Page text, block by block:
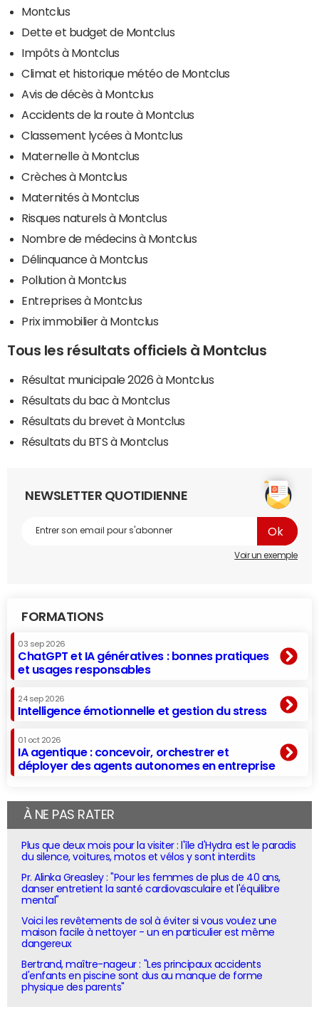
Montclus
Dette et budget de Montclus
Impôts à Montclus
Climat et historique météo de Montclus
Avis de décès à Montclus
Accidents de la route à Montclus
Classement lycées à Montclus
Maternelle à Montclus
Crèches à Montclus
Maternités à Montclus
Risques naturels à Montclus
Nombre de médecins à Montclus
Délinquance à Montclus
Pollution à Montclus
Entreprises à Montclus
Prix immobilier à Montclus
Tous les résultats officiels à Montclus
Résultat municipale 2026 à Montclus
Résultats du bac à Montclus
Résultats du brevet à Montclus
Résultats du BTS à Montclus
NEWSLETTER QUOTIDIENNE
Voir un exemple
FORMATIONS
03 sep 2026
ChatGPT et IA génératives : bonnes pratiques
et usages responsables
24 sep 2026
Intelligence émotionnelle et gestion du stress
01 oct 2026
IA agentique : concevoir, orchestrer et
déployer des agents autonomes en entreprise
À NE PAS RATER
Plus que deux mois pour la visiter : l'île d'Hydra est le paradis
du silence, voitures, motos et vélos y sont interdits
Pr. Alinka Greasley : "Pour les femmes de plus de 40 ans,
danser entretient la santé cardiovasculaire et l'équilibre
mental"
Voici les revêtements de sol à éviter si vous voulez une
maison facile à nettoyer - un en particulier est même
dangereux
Bertrand, maître-nageur : "Les principaux accidents
d'enfants en piscine sont dus au manque de forme
physique des parents"